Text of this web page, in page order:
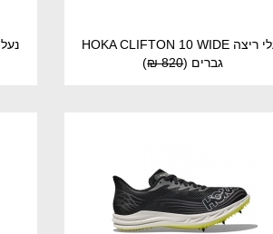
נעלי ריצה HOKA CLIFTON 10 WIDE
גברים (
820 ₪
)